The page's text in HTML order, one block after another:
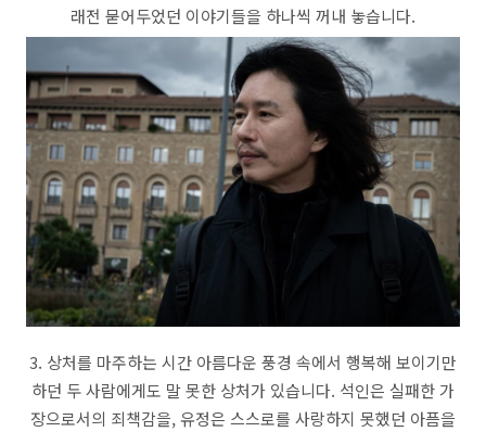
래전 묻어두었던 이야기들을 하나씩 꺼내 놓습니다.
3. 상처를 마주하는 시간 아름다운 풍경 속에서 행복해 보이기만
하던 두 사람에게도 말 못한 상처가 있습니다. 석인은 실패한 가
장으로서의 죄책감을, 유정은 스스로를 사랑하지 못했던 아픔을